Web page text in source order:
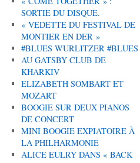
SORTIE DU DISQUE.
« VEDETTE DU FESTIVAL DE
MONTIER EN DER »
#BLUES WURLITZER #BLUES
AU GATSBY CLUB DE
KHARKIV
ELIZABETH SOMBART ET
MOZART
BOOGIE SUR DEUX PIANOS
DE CONCERT
MINI BOOGIE EXPIATOIRE À
LA PHILHARMONIE
ALICE EULRY DANS « BACK